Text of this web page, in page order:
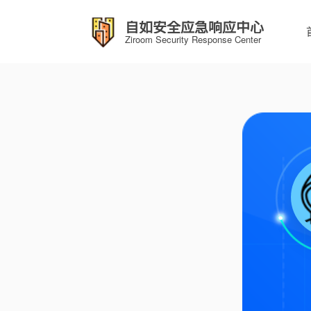
自如安全应急响应中心
Ziroom Security Response Center